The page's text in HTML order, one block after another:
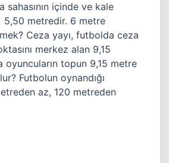
sahasının içinde ve kale
5,50 metredir. 6 metre
Ceza yayı, futbolda ceza
merkez alan 9,15
oyuncuların topun 9,15 metre
Futbolun oynandığı
az, 120 metreden